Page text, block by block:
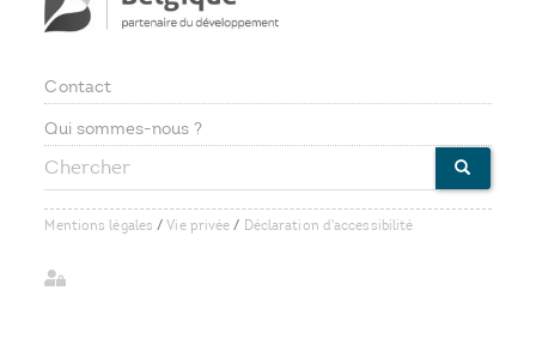
Footer
menu
Contact
Qui sommes-nous ?
Chercher
Mentions légales / Vie privée / Déclaration d'accessibilité
User